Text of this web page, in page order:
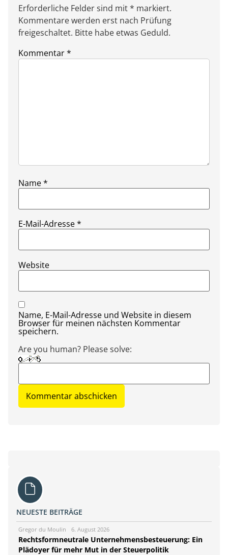
Erforderliche Felder sind mit * markiert.
Kommentare werden erst nach Prüfung
freigeschaltet. Bitte habe etwas Geduld.
Kommentar*
Name*
E-Mail-Adresse*
Website
Name, E-Mail-Adresse und Website in diesem
Browser für meinen nächsten Kommentar
speichern.
Are you human? Please solve:
NEUESTE BEITRÄGE
Gregor du Moulin 6. August 2026
Rechtsformneutrale Unternehmensbesteuerung: Ein
Plädoyer für mehr Mut in der Steuerpolitik